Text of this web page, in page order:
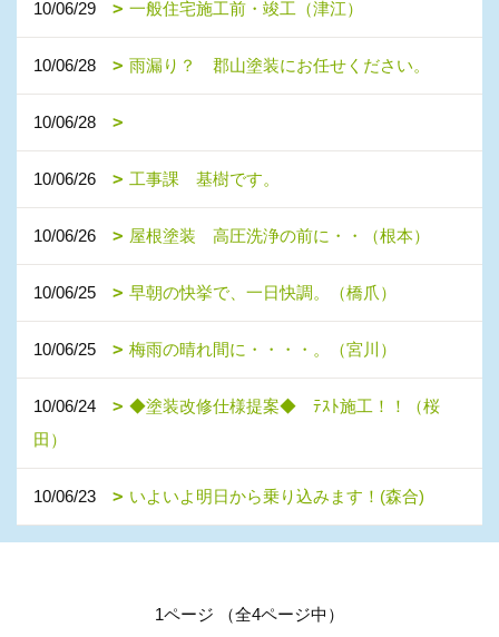
10/06/29 一般住宅施工前・竣工（津江）
10/06/28 雨漏り？ 郡山塗装にお任せください。
10/06/28
10/06/26 工事課 基樹です。
10/06/26 屋根塗装 高圧洗浄の前に・・（根本）
10/06/25 早朝の快挙で、一日快調。（橋爪）
10/06/25 梅雨の晴れ間に・・・・。（宮川）
10/06/24
◆塗装改修仕様提案◆ ﾃｽﾄ施工！！（桜
田）
10/06/23 いよいよ明日から乗り込みます！(森合)
1ページ （全4ページ中）